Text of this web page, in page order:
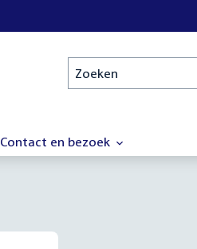
Zoeken
Contact en bezoek